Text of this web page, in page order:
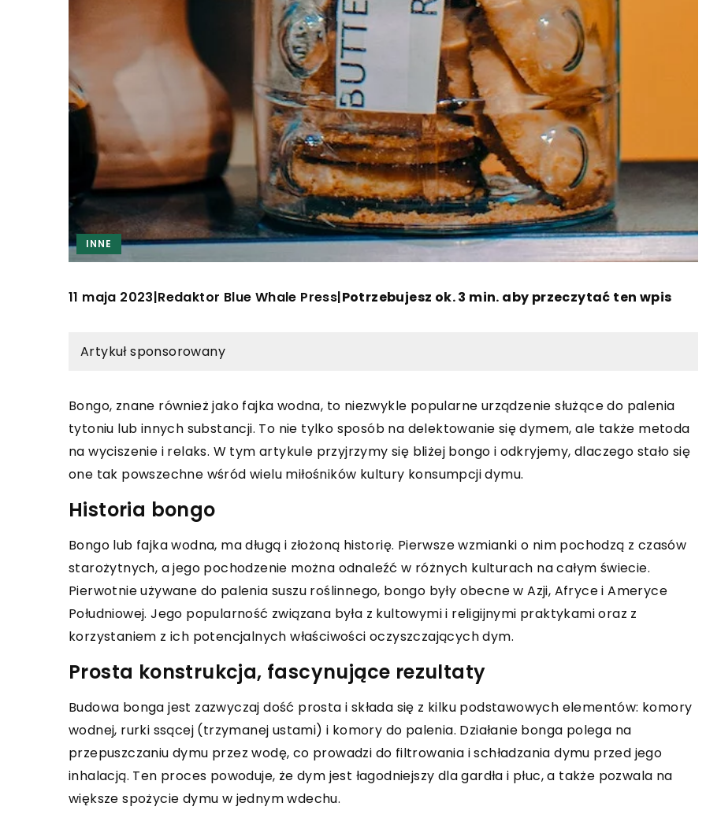
INNE
11 maja 2023|Redaktor Blue Whale Press|Potrzebujesz ok. 3 min. aby przeczytać ten wpis
Artykuł sponsorowany
Bongo, znane również jako fajka wodna, to niezwykle popularne urządzenie służące do palenia
tytoniu lub innych substancji. To nie tylko sposób na delektowanie się dymem, ale także metoda
na wyciszenie i relaks. W tym artykule przyjrzymy się bliżej bongo i odkryjemy, dlaczego stało się
one tak powszechne wśród wielu miłośników kultury konsumpcji dymu.
Historia bongo
Bongo lub fajka wodna, ma długą i złożoną historię. Pierwsze wzmianki o nim pochodzą z czasów
starożytnych, a jego pochodzenie można odnaleźć w różnych kulturach na całym świecie.
Pierwotnie używane do palenia suszu roślinnego, bongo były obecne w Azji, Afryce i Ameryce
Południowej. Jego popularność związana była z kultowymi i religijnymi praktykami oraz z
korzystaniem z ich potencjalnych właściwości oczyszczających dym.
Prosta konstrukcja, fascynujące rezultaty
Budowa bonga jest zazwyczaj dość prosta i składa się z kilku podstawowych elementów: komory
wodnej, rurki ssącej (trzymanej ustami) i komory do palenia. Działanie bonga polega na
przepuszczaniu dymu przez wodę, co prowadzi do filtrowania i schładzania dymu przed jego
inhalacją. Ten proces powoduje, że dym jest łagodniejszy dla gardła i płuc, a także pozwala na
większe spożycie dymu w jednym wdechu.